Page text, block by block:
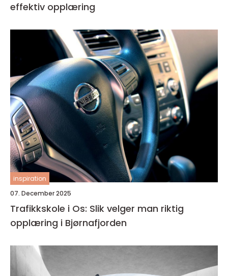
effektiv opplæring
inspiration
07. December 2025
Trafikkskole i Os: Slik velger man riktig
opplæring i Bjørnafjorden